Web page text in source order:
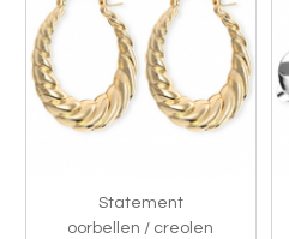
Statement
oorbellen / creolen